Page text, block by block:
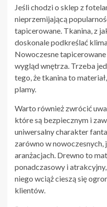
Jeśli chodzi o sklep z
nieprzemijającą
tapicerowane. Tkanina, z
doskonale podkreślać
Nowoczesne tapicerowane
wygląd wnętrza. Trzeba
tego, że tkanina to
plamy.
Warto również zwrócić
które są bezpiecznym i
uniwersalny charakter
zarówno w
aranżacjach. Drewno to
ponadczasowy i
niego wciąż cieszą się
klientów.